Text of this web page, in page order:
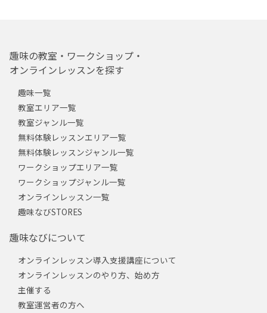
趣味の教室・ワークショップ・
オンラインレッスンを探す
趣味一覧
教室エリア一覧
教室ジャンル一覧
無料体験レッスンエリア一覧
無料体験レッスンジャンル一覧
ワークショップエリア一覧
ワークショップジャンル一覧
オンラインレッスン一覧
趣味なびSTORES
趣味なびについて
オンラインレッスン導入支援講座について
オンラインレッスンのやり方、始め方
主催する
教室運営者の方へ